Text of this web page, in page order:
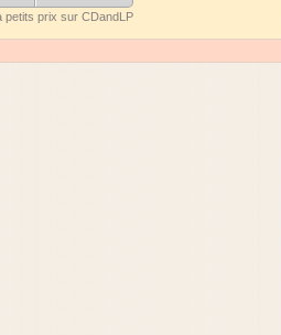
petits prix sur CDandLP